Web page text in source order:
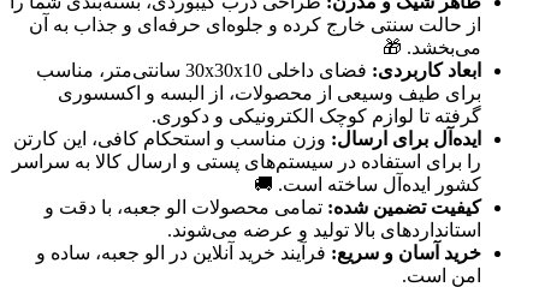
از حالت سنتی خارج کرده و جلوه‌ای حرفه‌ای و جذاب به آن
می‌بخشد. 🎁
ابعاد کاربردی:
فضای داخلی 30x30x10 سانتی‌متر، مناسب
برای طیف وسیعی از محصولات، از البسه و اکسسوری
گرفته تا لوازم کوچک الکترونیکی و دکوری.
ایده‌آل برای ارسال: وزن مناسب و استحکام کافی، این کارتن
را برای استفاده در سیستم‌های پستی و ارسال کالا به سراسر
کشور ایده‌آل ساخته است. 🚚
کیفیت تضمین شده: تمامی محصولات الو جعبه، با دقت و
استانداردهای بالا تولید و عرضه می‌شوند.
خرید آسان و سریع: فرآیند خرید آنلاین در الو جعبه، ساده و
امن است.